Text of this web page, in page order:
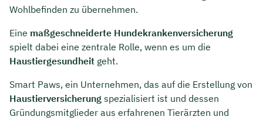
Wohlbefinden zu übernehmen.
Eine maßgeschneiderte Hundekrankenversicherung
spielt dabei eine zentrale Rolle, wenn es um die
Haustiergesundheit geht.
Smart Paws, ein Unternehmen, das auf die Erstellung von
Haustierversicherung spezialisiert ist und dessen
Gründungsmitglieder aus erfahrenen Tierärzten und